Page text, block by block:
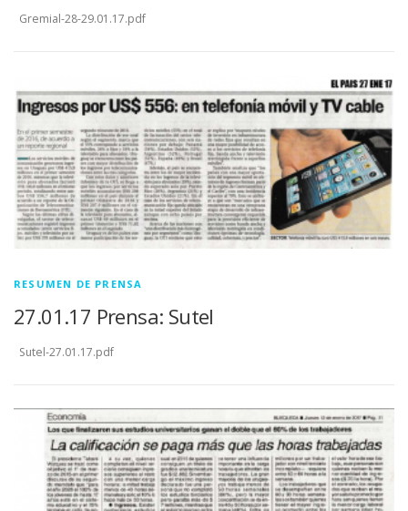
Gremial-28-29.01.17.pdf
RESUMEN DE PRENSA
27.01.17 Prensa: Sutel
Sutel-27.01.17.pdf